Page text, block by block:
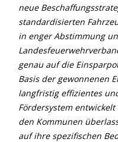
neue
standardisierten
in enger Abstimmung
genau auf die
Basis der gewonnenen
langfristig effizientes
Fördersystem
den Kommunen
auf ihre spezifischen